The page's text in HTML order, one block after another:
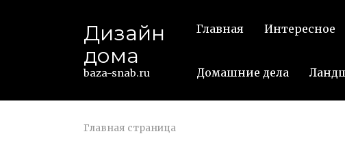
Дизайн
дома
baza-snab.ru
Главная Интересное
Домашние дела
Главная страница